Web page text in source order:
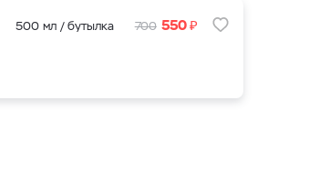
500 мл / бутылка 700 550₽